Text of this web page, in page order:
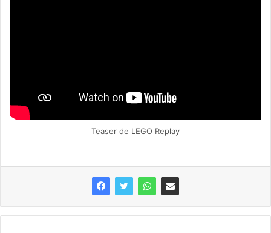
Teaser de LEGO Replay